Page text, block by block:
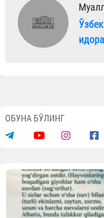
ОБУНА БЎЛИНГ